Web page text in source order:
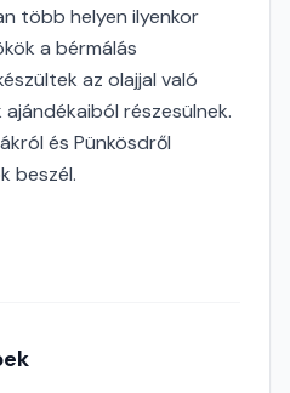
több helyen ilyenkor
a bérmálás
az olajjal való
részesülnek.
és Pünkösdről
beszél.